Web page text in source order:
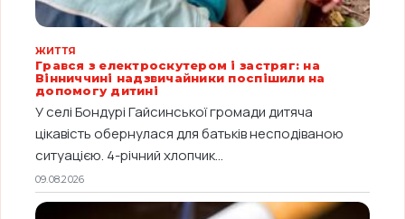
ЖИТТЯ
Грався з електроскутером і застряг: на
Вінниччині надзвичайники поспішили на
допомогу дитині
У селі Бондурі Гайсинської громади дитяча
цікавість обернулася для батьків несподіваною
ситуацією. 4-річний хлопчик...
09.08.2026